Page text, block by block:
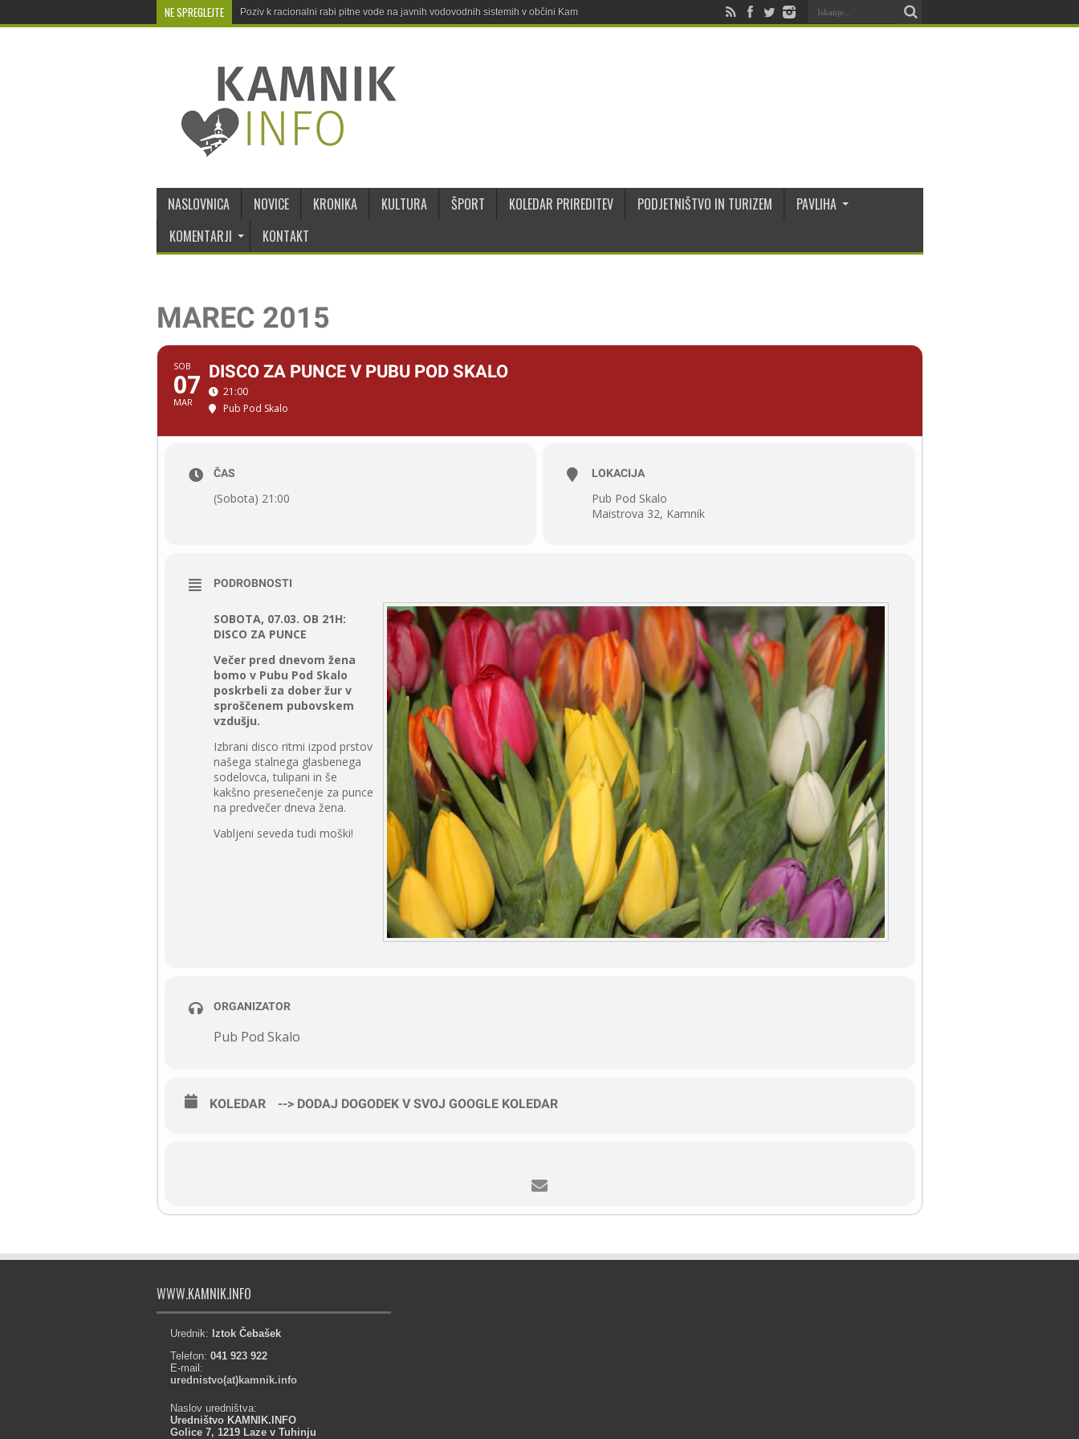
NE SPREGLEJTE Poziv k racionalni rabi pitne vode na javnih vodovodnih sistemih v občini Kamnik
NASLOVNICA NOVICE KRONIKA KULTURA ŠPORT KOLEDAR PRIREDITEV PODJETNIŠTVO IN TURIZEM
PAVLIHA
KOMENTARJI
KONTAKT
MAREC 2015
SOB
07
MAR
DISCO ZA PUNCE V PUBU POD SKALO
21:00
Pub Pod Skalo
ČAS
(Sobota) 21:00
LOKACIJA
Pub Pod Skalo
Maistrova 32, Kamnik
PODROBNOSTI
SOBOTA, 07.03. OB 21H:
DISCO ZA PUNCE
Večer pred dnevom žena
bomo v Pubu Pod Skalo
poskrbeli za dober žur v
sproščenem pubovskem
vzdušju.
Izbrani disco ritmi izpod prstov
našega stalnega glasbenega
sodelovca, tulipani in še
kakšno presenečenje za punce
na predvečer dneva žena.
Vabljeni seveda tudi moški!
ORGANIZATOR
Pub Pod Skalo
KOLEDAR --> DODAJ DOGODEK V SVOJ GOOGLE KOLEDAR
WWW.KAMNIK.INFO
Urednik: Iztok Čebašek
Telefon: 041 923 922
E-mail:
urednistvo(at)kamnik.info
Naslov uredništva:
Uredništvo KAMNIK.INFO
Golice 7, 1219 Laze v Tuhinju